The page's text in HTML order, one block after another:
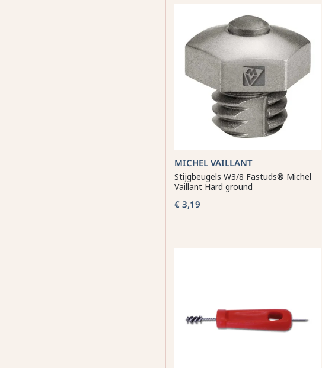
MICHEL VAILLANT
Stijgbeugels W3/8 Fastuds® Michel
Vaillant Hard ground
€ 3,19